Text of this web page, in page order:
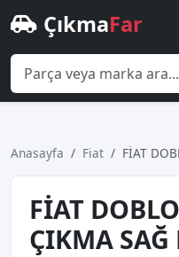
ÇıkmaFar
Anasayfa Fiat FİAT
FİAT
ÇIKMA SAĞ